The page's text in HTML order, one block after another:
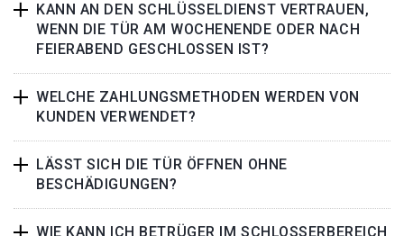
KANN AN DEN SCHLÜSSELDIENST VERTRAUEN,
WENN DIE TÜR AM WOCHENENDE ODER NACH
FEIERABEND GESCHLOSSEN IST?
WELCHE ZAHLUNGSMETHODEN WERDEN VON
KUNDEN VERWENDET?
LÄSST SICH DIE TÜR ÖFFNEN OHNE
BESCHÄDIGUNGEN?
WIE KANN ICH BETRÜGER IM SCHLOSSERBEREICH